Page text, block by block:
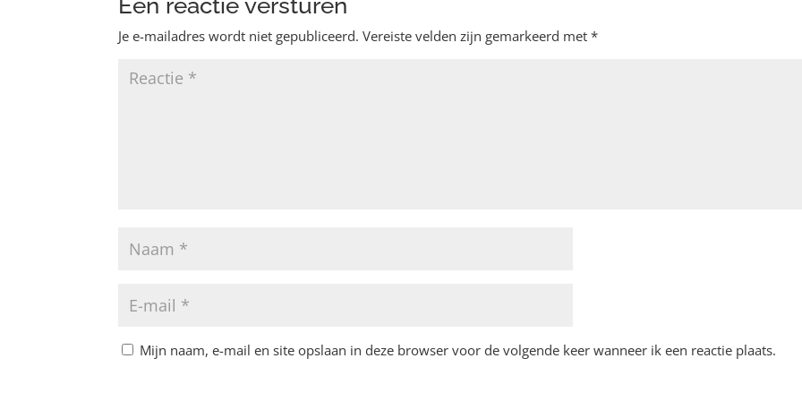
Je e-mailadres wordt niet gepubliceerd. Vereiste velden zijn gemarkeerd met *
Mijn naam, e-mail en site opslaan in deze browser voor de volgende keer wanneer ik een reactie plaats.